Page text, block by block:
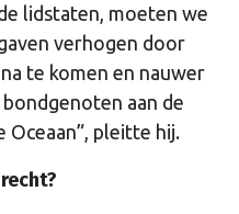
lidstaten, moeten we
verhogen door
te komen en nauwer
aan de
Oceaan”, pleitte hij.